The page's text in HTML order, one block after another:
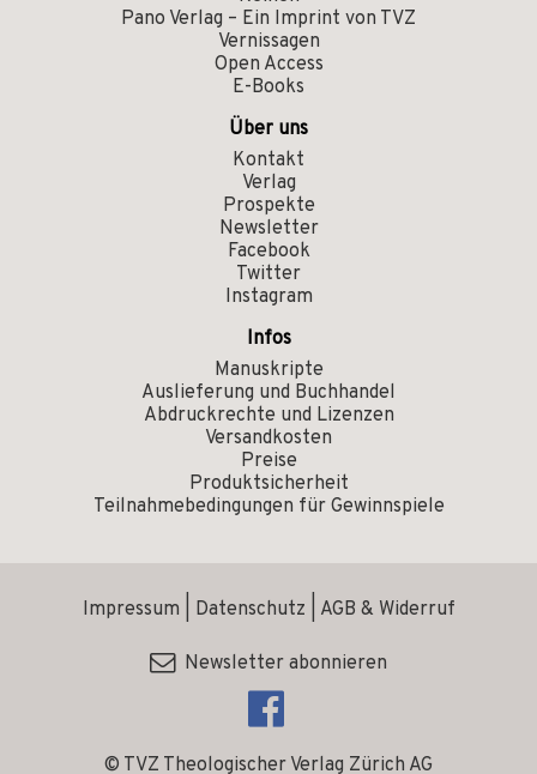
Pano Verlag – Ein Imprint von TVZ
Vernissagen
Open Access
E-Books
Über uns
Kontakt
Verlag
Prospekte
Newsletter
Facebook
Twitter
Instagram
Infos
Manuskripte
Auslieferung und Buchhandel
Abdruckrechte und Lizenzen
Versandkosten
Preise
Produktsicherheit
Teilnahmebedingungen für Gewinnspiele
© TVZ Theologischer Verlag Zürich AG
Impressum Datenschutz AGB & Widerruf
Newsletter abonnieren